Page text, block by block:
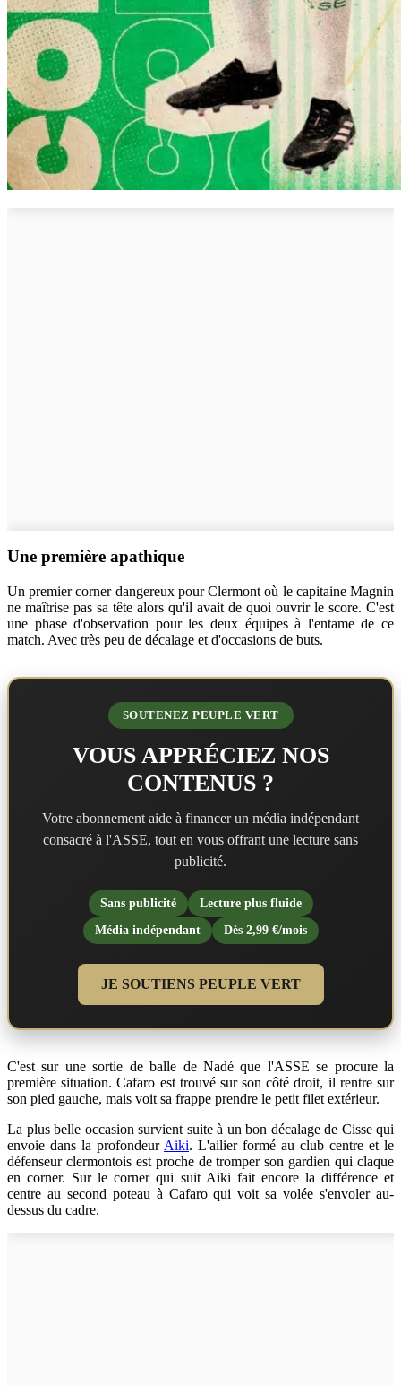
Une première apathique
Un premier corner dangereux pour Clermont où le capitaine Magnin
ne maîtrise pas sa tête alors qu'il avait de quoi ouvrir le score. C'est
une phase d'observation pour les deux équipes à l'entame de ce
match. Avec très peu de décalage et d'occasions de buts.
SOUTENEZ PEUPLE VERT
VOUS APPRÉCIEZ NOS
CONTENUS ?
Votre abonnement aide à financer un média indépendant
consacré à l'ASSE, tout en vous offrant une lecture sans
publicité.
Sans publicité
Lecture plus fluide
Média indépendant
Dès 2,99 €/mois
JE SOUTIENS PEUPLE VERT
C'est sur une sortie de balle de Nadé que l'ASSE se procure la
première situation. Cafaro est trouvé sur son côté droit, il rentre sur
son pied gauche, mais voit sa frappe prendre le petit filet extérieur.
La plus belle occasion survient suite à un bon décalage de Cisse qui
envoie dans la profondeur Aiki. L'ailier formé au club centre et le
défenseur clermontois est proche de tromper son gardien qui claque
en corner. Sur le corner qui suit Aiki fait encore la différence et
centre au second poteau à Cafaro qui voit sa volée s'envoler au-
dessus du cadre.